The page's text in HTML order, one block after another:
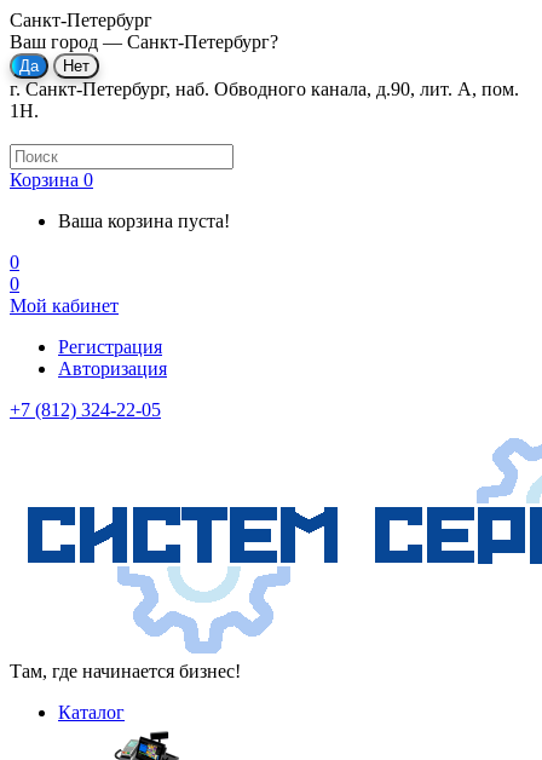
Санкт-Петербург
Ваш город — Санкт-Петербург?
г. Санкт-Петербург, наб. Обводного канала, д.90, лит. А, пом.
1Н.
Корзина 0
Ваша корзина пуста!
0
0
Мой кабинет
Регистрация
Авторизация
+7 (812) 324-22-05
Там, где начинается бизнес!
Каталог